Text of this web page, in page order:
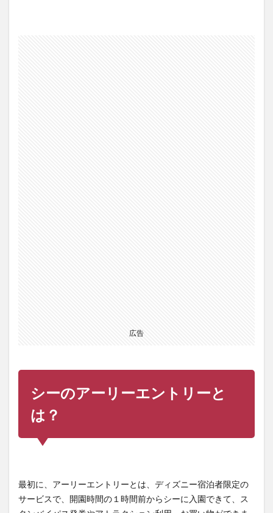
広告
シーのアーリーエントリーと
は？
最初に、アーリーエントリーとは、ディズニー宿泊者限定の
サービスで、開園時間の１時間前からシーに入園できて、ス